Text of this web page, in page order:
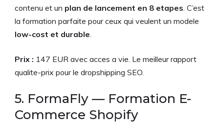
contenu et un plan de lancement en 8 etapes . C’est
la formation parfaite pour ceux qui veulent un modele
low-cost et durable
Prix : 147 EUR avec acces a vie. Le meilleur rapport
qualite-prix pour le dropshipping SEO.
5. FormaFly — Formation E-
Commerce Shopify